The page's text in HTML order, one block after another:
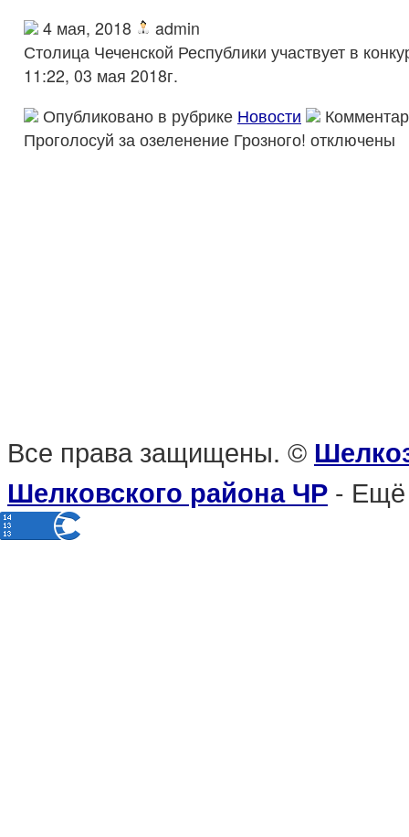
4 мая, 2018
admin
Столица Чеченской Республики участвует в
11:22, 03 мая 2018г.
Опубликовано в рубрике Новости
Проголосуй за озеленение Грозного! отключены
Все права защищены. ©
Шелковского района ЧР - Ещё